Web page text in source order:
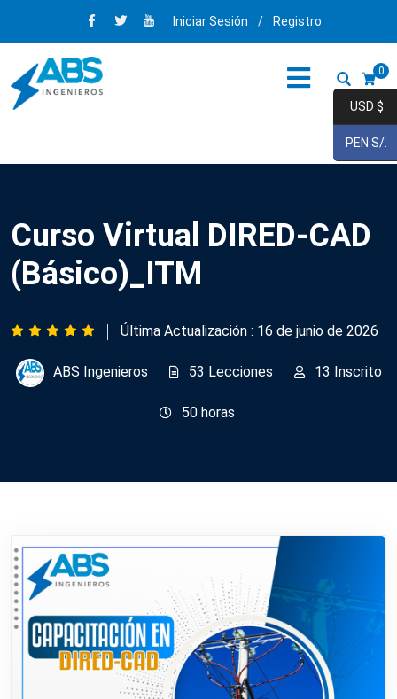
Iniciar Sesión / Registro
0
Curso Virtual DIRED-CAD
(Básico)_ITM
Última Actualización : 16 de junio de 2026
ABS Ingenieros 53 Lecciones 13 Inscrito
50horas
USD $
PEN S/.